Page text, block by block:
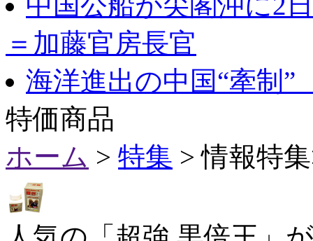
＝加藤官房長官
海洋進出の中国“牽制
特価商品
ホーム > 特集 > 情報特